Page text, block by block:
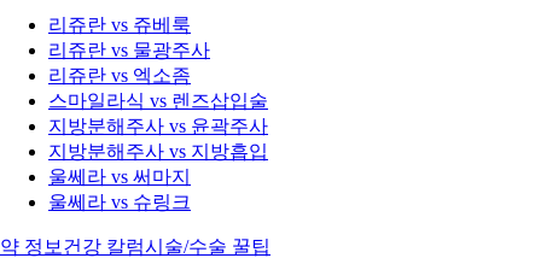
리쥬란 vs 쥬베룩
리쥬란 vs 물광주사
리쥬란 vs 엑소좀
스마일라식 vs 렌즈삽입술
지방분해주사 vs 윤곽주사
지방분해주사 vs 지방흡입
울쎄라 vs 써마지
울쎄라 vs 슈링크
약 정보 건강 칼럼시술/수술 꿀팁